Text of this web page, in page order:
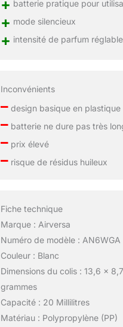
+ batterie pratique pour
+ mode silencieux
+ intensité de parfum réglable
Inconvénients
–design basique en plastique
–batterie ne dure pas très
–prix élevé
–risque de résidus huileux
Fiche technique
Marque : Airversa
Numéro de modèle : AN6WGA
Couleur : Blanc
Dimensions du colis : 13,6 x
grammes
Capacité : 20 Millilitres
Matériau : Polypropylène (PP)